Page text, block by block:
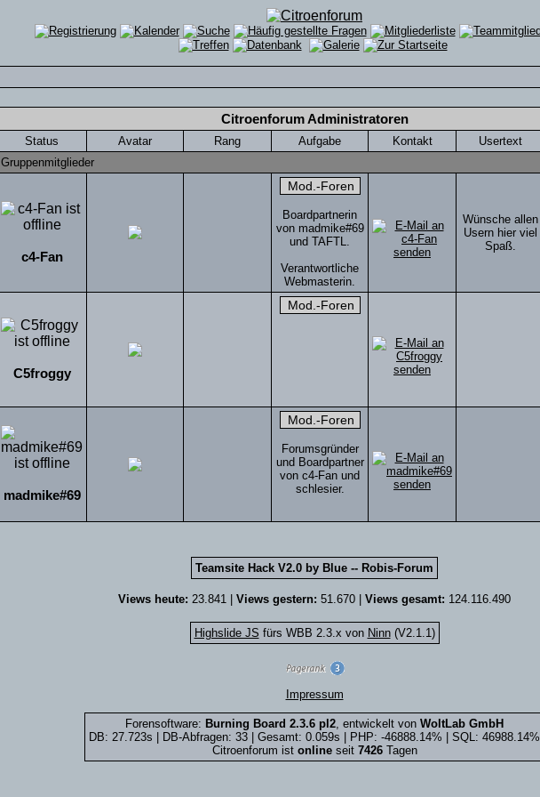
Citroenforum Administratoren
Status Avatar Rang Aufgabe Kontakt Usertext
Gruppenmitglieder
c4-Fan
Boardpartnerin
von madmike#69
und TAFTL.
Verantwortliche
Webmasterin.
Wünsche allen
Usern hier viel
Spaß.
C5froggy
madmike#69
Forumsgründer
und Boardpartner
von c4-Fan und
schlesier.
Teamsite Hack V2.0 by Blue -- Robis-Forum
Views heute: 23.841 | Views gestern: 51.670 | Views gesamt: 124.116.490
Highslide JS fürs WBB 2.3.x von Ninn(V2.1.1)
Impressum
Forensoftware: Burning Board 2.3.6 pl2, entwickelt von WoltLab GmbH
DB: 27.723s | DB-Abfragen: 33 | Gesamt: 0.059s | PHP: -46888.14% | SQL: 46988.14%
Citroenforum ist onlineseit 7426Tagen